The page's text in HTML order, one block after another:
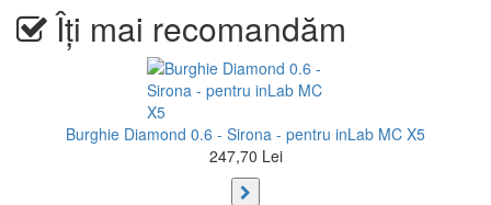
Îți mai recomandăm
Burghie Diamond 0.6 - Sirona - pentru inLab MC X5
247,70 Lei